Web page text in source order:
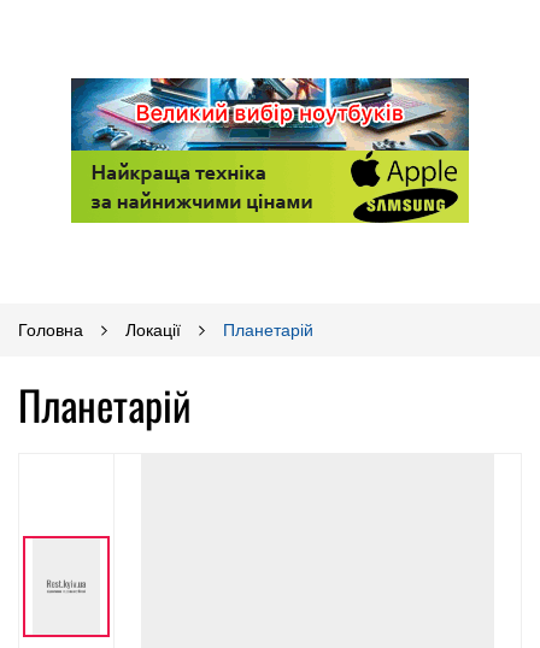
Головна Локації Планетарій
Планетарій